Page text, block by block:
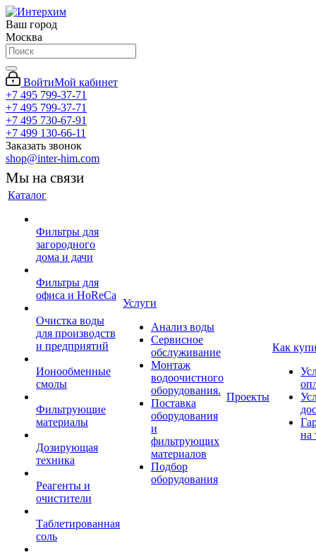
Ваш город
Москва
ВойтиМой кабинет
+7 495 799-37-71
+7 495 799-37-71
+7 495 730-67-91
+7 499 130-66-11
Заказать звонок
shop@inter-him.com
Мы на связи
Каталог
Фильтры для
загородного
дома и дачи
Фильтры для
офиса и HoReCa
Очистка воды
для производств
и предприятий
Ионообменные
смолы
Фильтрующие
материалы
Дозирующая
техника
Реагенты и
очистители
Таблетированная
соль
Услуги
Анализ воды
Сервисное
обслуживание
Монтаж
водоочистного
оборудования.
Поставка
оборудования
и
фильтрующих
материалов
Подбор
оборудования
Проекты
Как
на